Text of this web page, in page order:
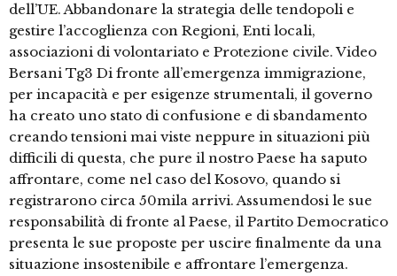
dell’UE. Abbandonare la strategia delle tendopoli e
gestire l’accoglienza con Regioni, Enti locali,
associazioni di volontariato e Protezione civile. Video
Bersani Tg3 Di fronte all’emergenza immigrazione,
per incapacità e per esigenze strumentali, il governo
ha creato uno stato di confusione e di sbandamento
creando tensioni mai viste neppure in situazioni più
difficili di questa, che pure il nostro Paese ha saputo
affrontare, come nel caso del Kosovo, quando si
registrarono circa 50mila arrivi. Assumendosi le sue
responsabilità di fronte al Paese, il Partito Democratico
presenta le sue proposte per uscire finalmente da una
situazione insostenibile e affrontare l’emergenza.